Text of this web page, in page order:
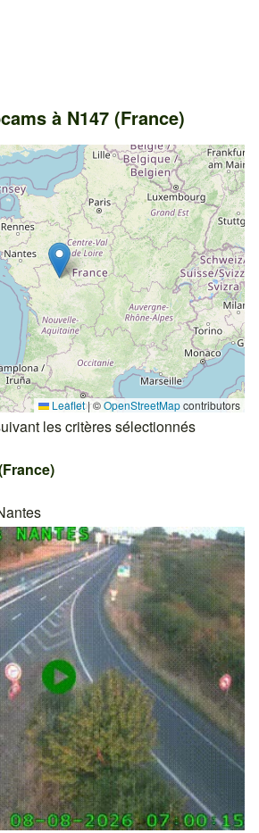
à N147 (France)
Leaflet |©OpenStreetMapcontributors
les critères sélectionnés